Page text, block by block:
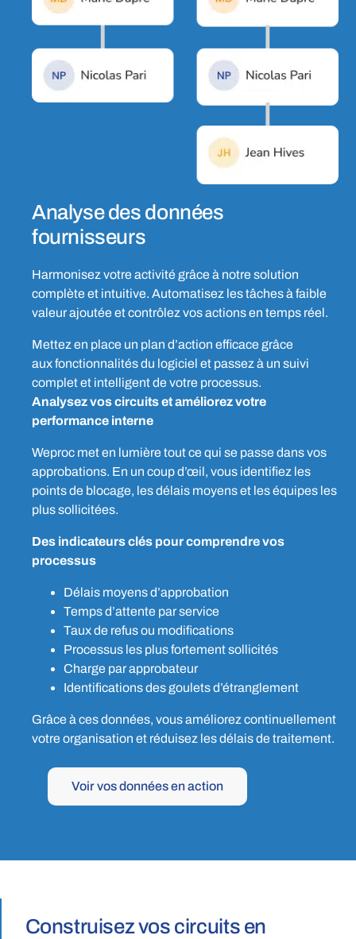
Analyse des données
fournisseurs
Harmonisez votre activité grâce à notre solution
complète et intuitive. Automatisez les tâches à faible
valeur ajoutée et contrôlez vos actions en temps réel.
Mettez en place un plan d’action efficace grâce
auxfonctionnalités du logiciel et passez à un suivi
complet et intelligent de votre processus.
Analysez vos circuits et améliorez votre
performance interne
Weproc met en lumière tout ce qui se passe dans vos
approbations. En un coup d’œil, vous identifiez les
points de blocage, les délais moyens et les équipes les
plus sollicitées.
Des indicateurs clés pour comprendre vos
processus
Délais moyens d’approbation
Temps d’attente par service
Taux de refus ou modifications
Processus les plus fortement sollicités
Charge par approbateur
Identifications des goulets d’étranglement
Grâce à ces données, vous améliorez continuellement
votre organisation et réduisez les délais de traitement.
Voir vos données en action
Construisez vos circuits en